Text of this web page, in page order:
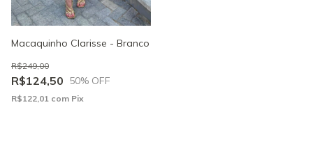
Macaquinho Clarisse - Branco
R$124,50
R$249,00
50% OFF
R$122,01 com Pix